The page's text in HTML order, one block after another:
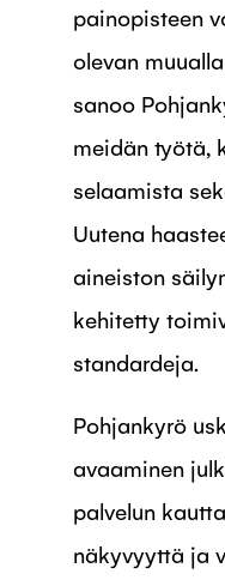
painopisteen
olevan
sanoo
meidän työtä,
selaamista
Uutena
aineiston
kehitetty
standardeja.
Pohjankyrö
avaaminen
palvelun
näkyvyyttä ja